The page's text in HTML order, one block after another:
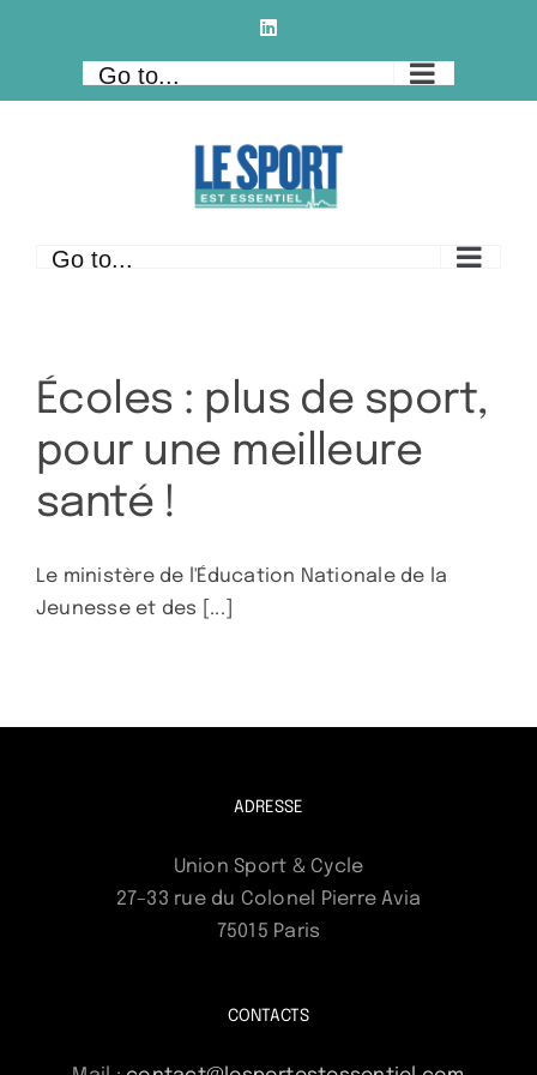
LinkedIn
Go to...
Go to...
Écoles : plus de sport,
pour une meilleure
santé !
Le ministère de l'Éducation Nationale de la
Jeunesse et des [...]
ADRESSE
Union Sport & Cycle
27–33 rue du Colonel Pierre Avia
75015 Paris
CONTACTS